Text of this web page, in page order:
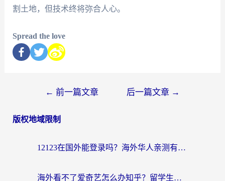
割土地，但技术终将弥合人心。
Spread the love
← 前一篇文章 后一篇文章 →
版权地域限制
12123在国外能登录吗？海外华人亲测有效的回国加速器选择指南
海外看不了爱奇艺怎么办知乎？留学生亲测有效的回国加速方案